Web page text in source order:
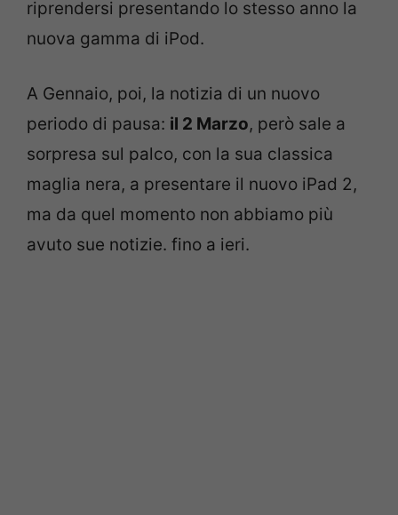
riprendersi presentando lo stesso anno la
nuova gamma di iPod.
A Gennaio, poi, la notizia di un nuovo
periodo di pausa: il 2 Marzo, però sale a
sorpresa sul palco, con la sua classica
maglia nera, a presentare il nuovo iPad 2,
ma da quel momento non abbiamo più
avuto sue notizie. fino a ieri.